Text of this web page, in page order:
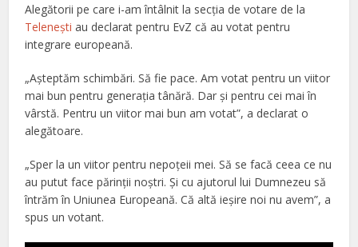
Alegătorii pe care i-am întâlnit la secţia de votare de la
Teleneşti au declarat pentru EvZ că au votat pentru
integrare europeană.
„Aşteptăm schimbări. Să fie pace. Am votat pentru un viitor
mai bun pentru generaţia tânără. Dar şi pentru cei mai în
vârstă. Pentru un viitor mai bun am votat”, a declarat o
alegătoare.
„Sper la un viitor pentru nepoţeii mei. Să se facă ceea ce nu
au putut face părinţii noştri. Şi cu ajutorul lui Dumnezeu să
întrăm în Uniunea Europeană. Că altă ieşire noi nu avem”, a
spus un votant.